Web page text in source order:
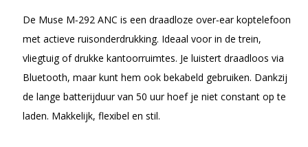
De Muse M‑292 ANC is een draadloze over‑ear koptelefoon
met actieve ruisonderdrukking. Ideaal voor in de trein,
vliegtuig of drukke kantoorruimtes. Je luistert draadloos via
Bluetooth, maar kunt hem ook bekabeld gebruiken. Dankzij
de lange batterijduur van 50 uur hoef je niet constant op te
laden. Makkelijk, flexibel en stil.